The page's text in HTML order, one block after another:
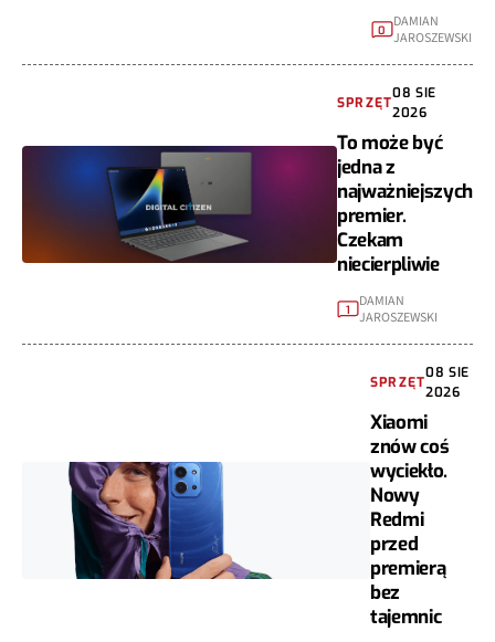
0
DAMIAN
JAROSZEWSKI
SPRZĘT
08 SIE
2026
To może być
jedna z
najważniejszych
premier.
Czekam
niecierpliwie
1
DAMIAN
JAROSZEWSKI
SPRZĘT
08 SIE
2026
Xiaomi
znów coś
wyciekło.
Nowy
Redmi
przed
premierą
bez
tajemnic